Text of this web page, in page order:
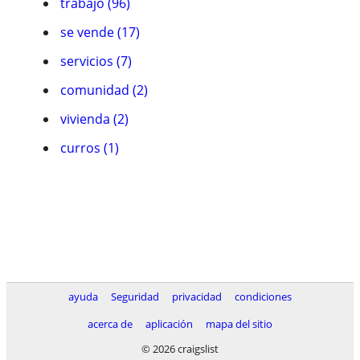
se vende (17)
servicios (7)
comunidad (2)
vivienda (2)
curros (1)
ayuda Seguridad privacidad
condiciones
acerca de
aplicación
mapa del sitio
© 2026 craigslist